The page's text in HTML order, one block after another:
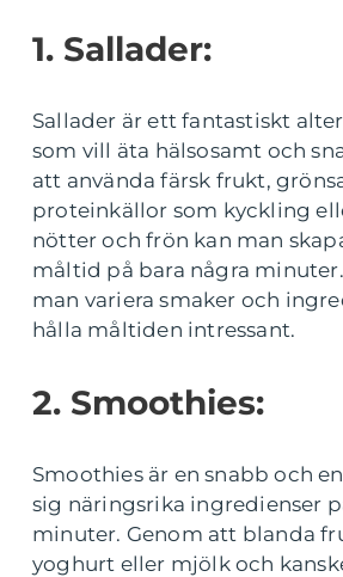
1. Sallader:
Sallader är ett fantastiskt
som vill äta hälsosamt och
att använda färsk frukt,
proteinkällor som kyckling
nötter och frön kan man
måltid på bara några
man variera smaker och
hålla måltiden intressant.
2. Smoothies:
Smoothies är en snabb och
sig näringsrika ingredienser
minuter. Genom att blanda
yoghurt eller mjölk och